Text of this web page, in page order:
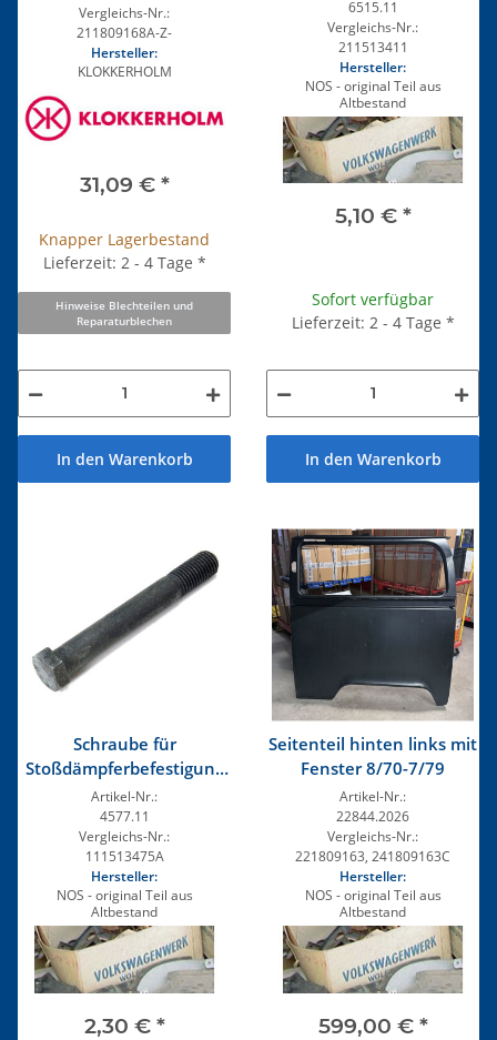
Vergleichs-Nr.:
211809168A-Z-
Hersteller:
KLOKKERHOLM
31,09 € *
Knapper Lagerbestand
Lieferzeit: 2 - 4 Tage *
Hinweise Blechteilen und
Reparaturblechen
In den Warenkorb
6515.11
Vergleichs-Nr.:
211513411
Hersteller:
NOS - original Teil aus
Altbestand
5,10 € *
Sofort verfügbar
Lieferzeit: 2 - 4 Tage *
In den Warenkorb
Schraube für
Stoßdämpferbefestigung
M12x1,5x87
Artikel-Nr.:
4577.11
Vergleichs-Nr.:
111513475A
Hersteller:
NOS - original Teil aus
Altbestand
2,30 € *
Seitenteil hinten links mit
Fenster 8/70-7/79
Artikel-Nr.:
22844.2026
Vergleichs-Nr.:
221809163, 241809163C
Hersteller:
NOS - original Teil aus
Altbestand
599,00 € *